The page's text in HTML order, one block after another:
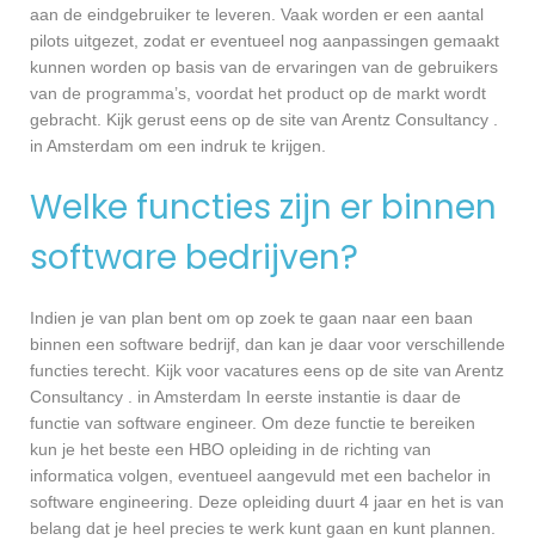
aan de eindgebruiker te leveren. Vaak worden er een aantal
pilots uitgezet, zodat er eventueel nog aanpassingen gemaakt
kunnen worden op basis van de ervaringen van de gebruikers
van de programma’s, voordat het product op de markt wordt
gebracht. Kijk gerust eens op de site van Arentz Consultancy .
in Amsterdam om een indruk te krijgen.
Welke functies zijn er binnen
software bedrijven?
Indien je van plan bent om op zoek te gaan naar een baan
binnen een software bedrijf, dan kan je daar voor verschillende
functies terecht. Kijk voor vacatures eens op de site van Arentz
Consultancy . in Amsterdam In eerste instantie is daar de
functie van software engineer. Om deze functie te bereiken
kun je het beste een HBO opleiding in de richting van
informatica volgen, eventueel aangevuld met een bachelor in
software engineering. Deze opleiding duurt 4 jaar en het is van
belang dat je heel precies te werk kunt gaan en kunt plannen.